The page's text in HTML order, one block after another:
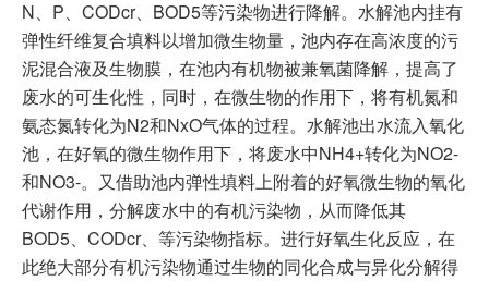
N、P、CODcr、BOD5等污染物进行降解。水解池内挂有
弹性纤维复合填料以增加微生物量，池内存在高浓度的污
泥混合液及生物膜，在池内有机物被兼氧菌降解，提高了
废水的可生化性，同时，在微生物的作用下，将有机氮和
氨态氮转化为N2和NxO气体的过程。水解池出水流入氧化
池，在好氧的微生物作用下，将废水中NH4+转化为NO2-
和NO3-。又借助池内弹性填料上附着的好氧微生物的氧化
代谢作用，分解废水中的有机污染物，从而降低其
BOD5、CODcr、等污染物指标。进行好氧生化反应，在
此绝大部分有机污染物通过生物的同化合成与异化分解得